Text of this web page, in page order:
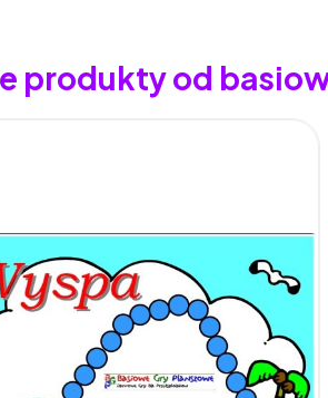
produkty od